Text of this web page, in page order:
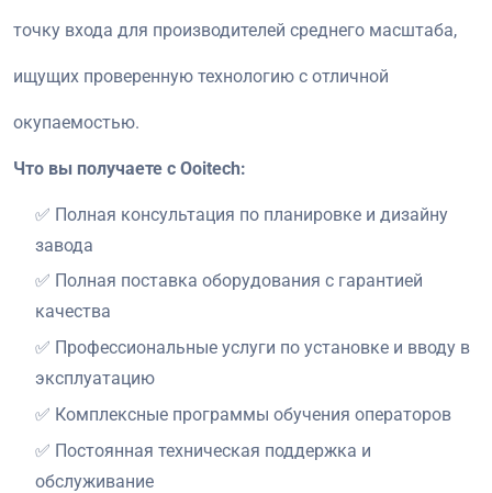
точку входа для производителей среднего масштаба,
ищущих проверенную технологию с отличной
окупаемостью.
Что вы получаете с Ooitech:
✅ Полная консультация по планировке и дизайну
завода
✅ Полная поставка оборудования с гарантией
качества
✅ Профессиональные услуги по установке и вводу в
эксплуатацию
✅ Комплексные программы обучения операторов
✅ Постоянная техническая поддержка и
обслуживание